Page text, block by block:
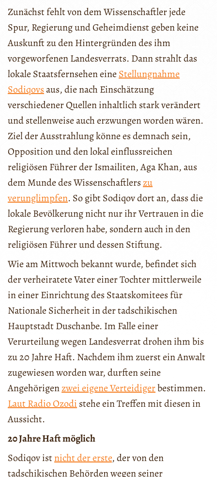
Zunächst fehlt von dem Wissenschaftler jede
Spur, Regierung und Geheimdienst geben keine
Auskunft zu den Hintergründen des ihm
vorgeworfenen Landesverrats. Dann strahlt das
lokale Staatsfernsehen eine Stellungnahme
Sodiqovsaus, die nach Einschätzung
verschiedener Quellen inhaltlich stark verändert
und stellenweise auch erzwungen worden wären.
Ziel der Ausstrahlung könne es demnach sein,
Opposition und den lokal einflussreichen
religiösen Führer der Ismailiten, Aga Khan, aus
dem Munde des Wissenschaftlerszu
verunglimpfen. So gibt Sodiqov dort an, dass die
lokale Bevölkerung nicht nur ihr Vertrauen in die
Regierung verloren habe, sondern auch in den
religiösen Führer und dessen Stiftung.
Wie am Mittwoch bekannt wurde, befindet sich
der verheiratete Vater einer Tochter mittlerweile
in einer Einrichtung des Staatskomitees für
Nationale Sicherheit in der tadschikischen
Hauptstadt Duschanbe. Im Falle einer
Verurteilung wegen Landesverrat drohen ihm bis
zu 20 Jahre Haft. Nachdem ihm zuerst ein Anwalt
zugewiesen worden war, durften seine
Angehörigenzwei eigene Verteidigerbestimmen.
Laut Radio Ozodi stehe ein Treffen mit diesen in
Aussicht.
20 Jahre Haft möglich
Sodiqov istnicht der erste, der von den
tadschikischen Behörden wegen seiner